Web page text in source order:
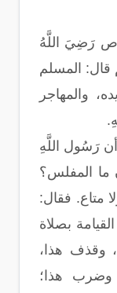
رَضِيَ اللَّهُ
قال: المسلم
والمهاجر
رَسُول اللَّهِ
ما المفلس؟
متاع. فقال:
بصلاة
وقذف هذا،
هذا؛